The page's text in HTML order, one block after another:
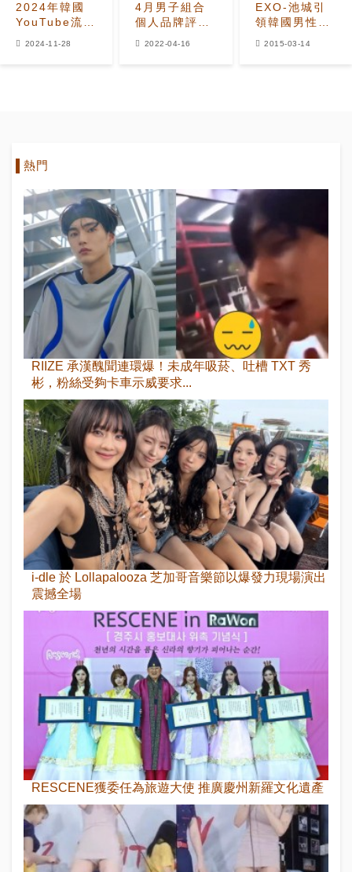
2024年韓國
YouTube流媒
2024-11-28
4月男子組合
個人品牌評價
2022-04-16
EXO-池城引
領韓國男性化
2015-03-14
熱門
RIIZE 承漢醜聞連環爆！未成年吸菸、吐槽 TXT 秀
彬，粉絲受夠卡車示威要求...
i-dle 於 Lollapalooza 芝加哥音樂節以爆發力現場演出
震撼全場
RESCENE獲委任為旅遊大使 推廣慶州新羅文化遺產